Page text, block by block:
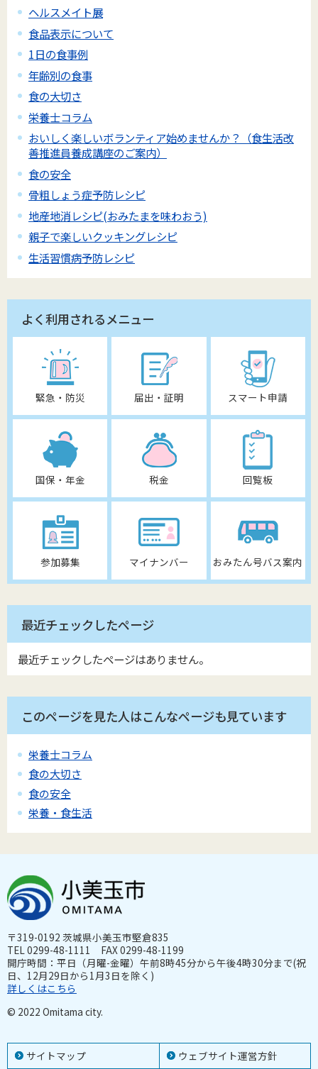
ヘルスメイト展
食品表示について
1日の食事例
年齢別の食事
食の大切さ
栄養士コラム
おいしく楽しいボランティア始めませんか？（食生活改
善推進員養成講座のご案内）
食の安全
骨粗しょう症予防レシピ
地産地消レシピ(おみたまを味わおう)
親子で楽しいクッキングレシピ
生活習慣病予防レシピ
よく利用されるメニュー
緊急・防災 届出・証明 スマート申請
国保・年金 税金 回覧板
参加募集 マイナンバー おみたん号バス案内
最近チェックしたページ
最近チェックしたページはありません。
このページを見た人はこんなページも見ています
栄養士コラム
食の大切さ
食の安全
栄養・食生活
サイトマップ ウェブサイト運営方針
〒319-0192 茨城県小美玉市堅倉835
TEL 0299-48-1111 FAX 0299-48-1199
開庁時間：平日（月曜-金曜）午前8時45分から午後4時30分まで(祝
日、12月29日から1月3日を除く)
詳しくはこちら
© 2022 Omitama city.